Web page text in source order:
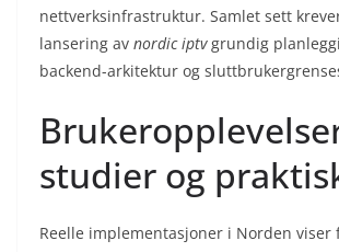
nettverksinfrastruktur. Samlet sett
lansering av nordic iptvgrundig
backend-arkitektur og
studier og
Reelle implementasjoner i Norden viser